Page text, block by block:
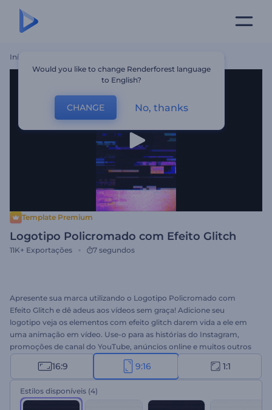
Início
Template Premium
Logotipo Policromado com Efeito Glitch
11K+ Exportações 7 segundos
Apresente sua marca utilizando o Logotipo Policromado com
Efeito Glitch e dê adeus aos vídeos sem graça! Adicione seu
logotipo veja os elementos com efeito glitch darem vida a ele em
uma animação em vídeo. Use-o para as histórias do Instagram,
promoções de canal do YouTube, anúncios online e muitos outros
projetos. Impressione com o poder das cores e do efeito glitch.
Experimente este template agora mesmo.
16:9 9:16 1:1
Estilos disponíveis (4)
Would you like to change Renderforest language
to English?
CHANGE No, thanks